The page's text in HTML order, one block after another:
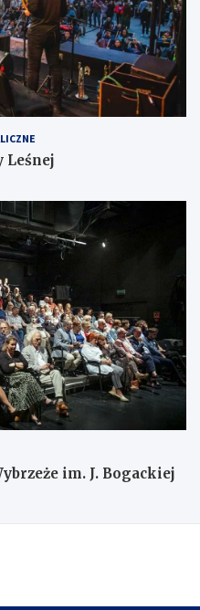
Leśnej
im. J. Bogackiej